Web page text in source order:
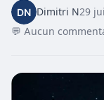
Dimitri N29
💬 Aucun